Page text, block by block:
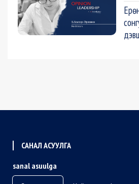
САНАЛ АСУУЛГА
sanal asuulga